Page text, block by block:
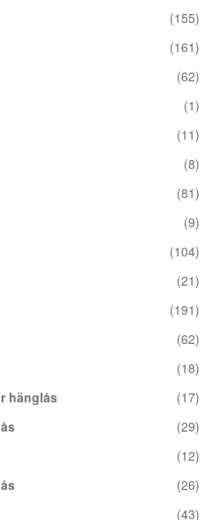
(155)
(161)
(62)
(1)
(11)
(8)
(81)
(9)
(104)
(21)
(191)
(62)
(18)
hänglås
(17)
(29)
(12)
(26)
(43)